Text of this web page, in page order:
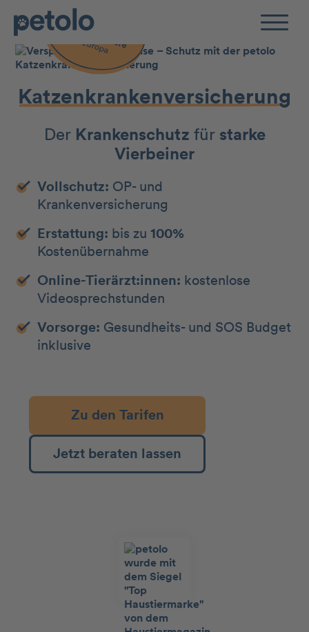
Zum Hauptinhalt
Katzen­kranken­­ver­sicherung
Der Kranken­schutz für starke
Vierbeiner
Vollschutz: OP- und
Krankenversicherung
Erstattung: bis zu100%
Kostenübernahme
Online-Tierärzt:innen: kostenlose
Videosprechstunden
Vorsorge: Gesundheits- und SOS Budget
inklusive
Zu den Tarifen
Jetzt beraten lassen